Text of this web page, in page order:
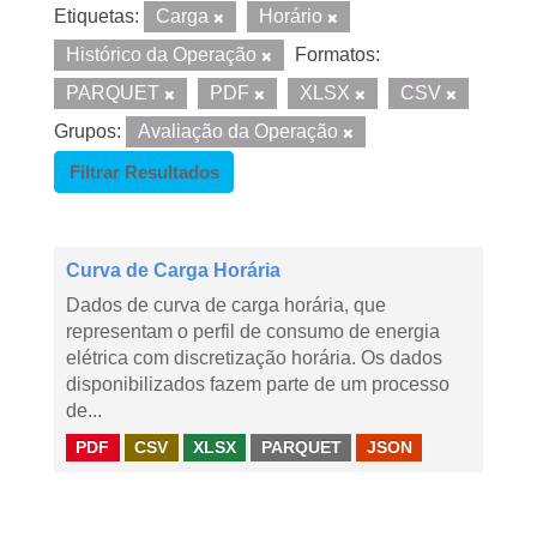
Etiquetas: Carga
Horário
Histórico da Operação
Formatos:
PARQUET
PDF XLSX
CSV
Grupos:
Avaliação da Operação
Filtrar Resultados
Curva de Carga Horária
Dados de curva de carga horária, que
representam o perfil de consumo de energia
elétrica com discretização horária. Os dados
disponibilizados fazem parte de um processo
de...
PDF CSV XLSX PARQUET JSON